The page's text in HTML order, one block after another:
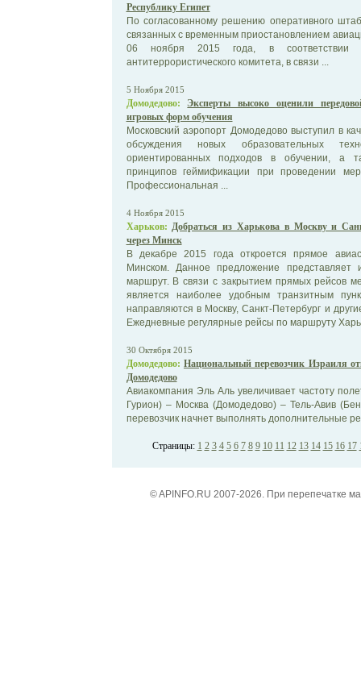
Республику Египет
По согласованному решению оперативного
связанных с временным приостановлением
06 ноября 2015 года, в соответствии
антитеррористического комитета, в связи ...
5 Ноября 2015
Домодедово:
Эксперты высоко оценили
игровых форм обучения
Московский аэропорт Домодедово выступил в
обсуждения новых образовательных
ориентированных подходов в обучении, а
принципов геймификации при проведении
Профессиональная ...
4 Ноября 2015
Харьков: Добраться из Харькова в Москву и
через Минск
В декабре 2015 года откроется прямое
Минском. Данное предложение представляет
маршрут. В связи с закрытием прямых рейсов
является наиболее удобным транзитным
направляются в Москву, Санкт-Петербург и
Ежедневные регулярные рейсы по маршруту
30 Октября 2015
Домодедово: Национальный перевозчик Израиля
Домодедово
Авиакомпания Эль Аль увеличивает частоту
Гурион) – Москва (Домодедово) – Тель-Авив
перевозчик начнет выполнять дополнительные
Страницы: 1 2 3 4 5 6 7 8 9 10 11 12 13 14 15 16 17
© APINFO.RU 2007-2026. При перепечатке